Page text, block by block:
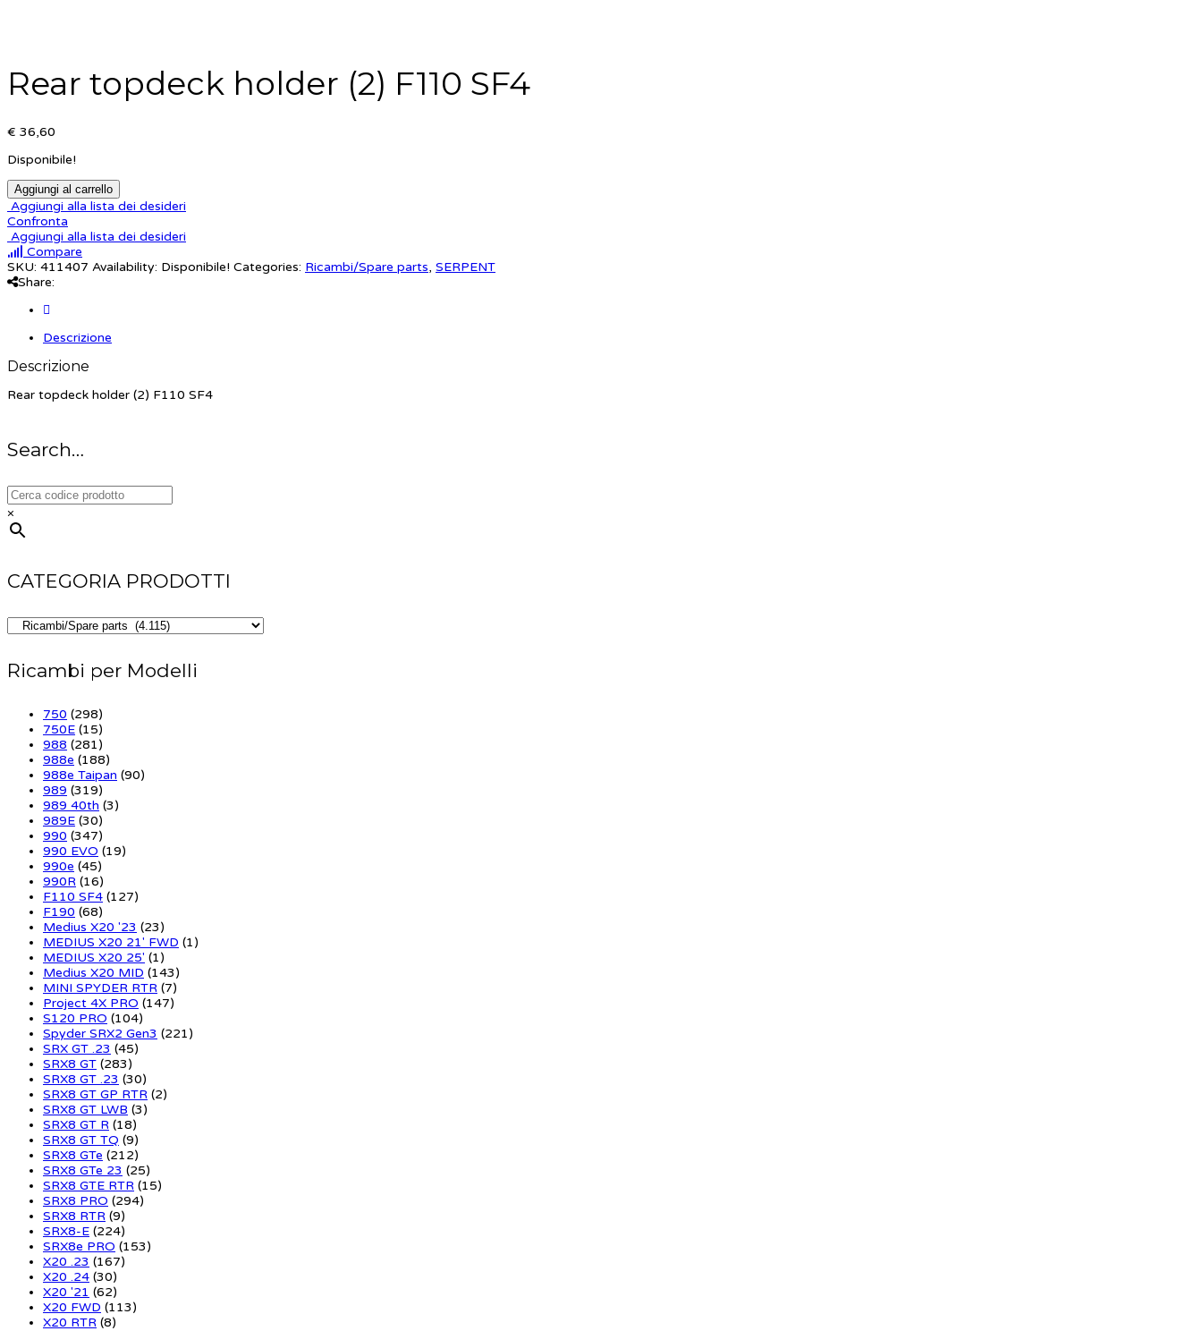
Rear topdeck holder (2) F110 SF4
€ 36,60
Disponibile!
Aggiungi al carrello
Aggiungi alla lista dei desideri
Confronta
Aggiungi alla lista dei desideri
Compare
SKU: 411407 Availability: Disponibile! Categories: Ricambi/Spare parts, SERPENT
Share:
Descrizione
Descrizione
Rear topdeck holder (2) F110 SF4
Search…
×
CATEGORIA PRODOTTI
Ricambi per Modelli
750 (298)
750E (15)
988 (281)
988e (188)
988e Taipan (90)
989 (319)
989 40th (3)
989E (30)
990 (347)
990 EVO (19)
990e (45)
990R (16)
F110 SF4 (127)
F190 (68)
Medius X20 '23 (23)
MEDIUS X20 21' FWD (1)
MEDIUS X20 25' (1)
Medius X20 MID (143)
MINI SPYDER RTR (7)
Project 4X PRO (147)
S120 PRO (104)
Spyder SRX2 Gen3 (221)
SRX GT .23 (45)
SRX8 GT (283)
SRX8 GT .23 (30)
SRX8 GT GP RTR (2)
SRX8 GT LWB (3)
SRX8 GT R (18)
SRX8 GT TQ (9)
SRX8 GTe (212)
SRX8 GTe 23 (25)
SRX8 GTE RTR (15)
SRX8 PRO (294)
SRX8 RTR (9)
SRX8-E (224)
SRX8e PRO (153)
X20 .23 (167)
X20 .24 (30)
X20 '21 (62)
X20 FWD (113)
X20 RTR (8)